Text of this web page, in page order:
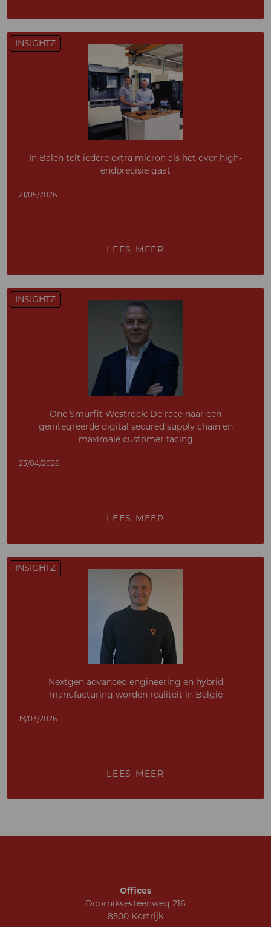
INSIGHTZ
In Balen telt iedere extra micron als het over high-
endprecisie gaat
21/05/2026
LEES MEER
INSIGHTZ
One Smurfit Westrock: De race naar een
geïntegreerde digital secured supply chain en
maximale customer facing
23/04/2026
LEES MEER
INSIGHTZ
Nextgen advanced engineering en hybrid
manufacturing worden realiteit in België
19/03/2026
LEES MEER
Offices
Doorniksesteenweg 216
8500 Kortrijk